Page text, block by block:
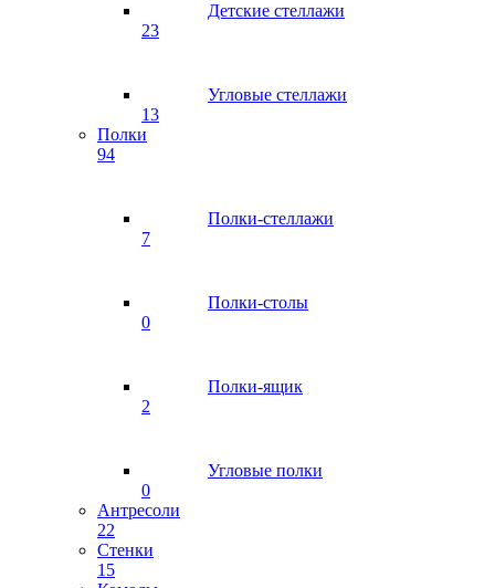
Детские стеллажи
23
Угловые стеллажи
13
Полки
94
Полки-стеллажи
7
Полки-столы
0
Полки-ящик
2
Угловые полки
0
Антресоли
22
Стенки
15